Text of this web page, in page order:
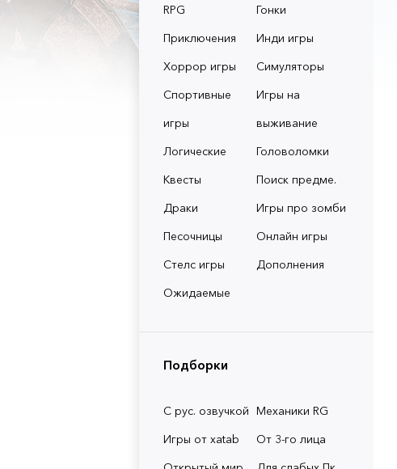
RPG
Гонки
Приключения
Инди игры
Хоррор игры
Симуляторы
Спортивные
игры
Игры на
выживание
Логические
Головоломки
Квесты
Поиск предме.
Драки
Игры про зомби
Песочницы
Онлайн игры
Стелс игры
Дополнения
Ожидаемые
Подборки
С рус. озвучкой Механики RG
Игры от xatab
От 3-го лица